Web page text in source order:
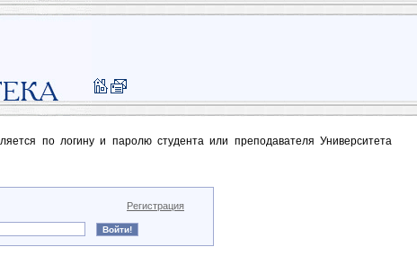
по логину и паролю студента или преподавателя Университета
Регистрация